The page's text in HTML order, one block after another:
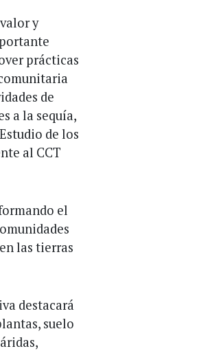
y
prácticas
de
a la sequía,
de los
al CCT
el
las tierras
destacará
suelo